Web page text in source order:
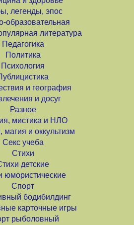
легенды, эпос
образовательная
литература
Педагогика
Политика
Психология
и география
и досуг
Разное
мистика и НЛО
магия и оккультизм
Секс учеба
Стихи
детские
юмористические
Спорт
бодибилдинг
карточные игры
рыболовный